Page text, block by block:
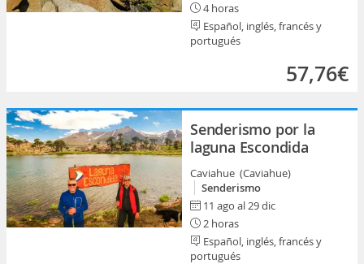
4 horas
Español, inglés, francés y
portugués
57,76€
Senderismo por la
laguna Escondida
Caviahue (Caviahue)
Senderismo
11 ago al 29 dic
2 horas
Español, inglés, francés y
portugués